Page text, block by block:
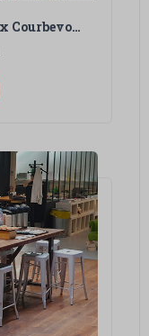
Espace Evénementiel Carpeaux Courbevoie / Pause Café